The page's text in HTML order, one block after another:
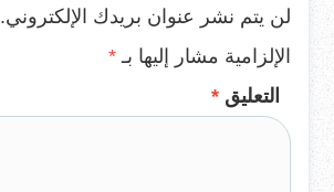
لن يتم نشر عنوان بريدك الإلكتروني.
الإلزامية مشار إليها بـ *
التعليق *